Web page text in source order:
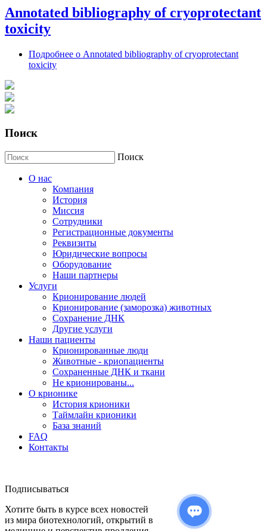
Annotated bibliography of cryoprotectant
toxicity
Подробнее о Annotated bibliography of cryoprotectant
toxicity
Поиск
Поиск
О нас
Компания
История
Миссия
Сотрудники
Регистрационные документы
Реквизиты
Юридические вопросы
Оборудование
Наши партнеры
Услуги
Крионирование людей
Крионирование (заморозка) животных
Сохранение ДНК
Другие услуги
Наши пациенты
Крионированные люди
Животные - криопациенты
Сохраненные ДНК и ткани
Не крионированы...
О крионике
История крионики
Таймлайн крионики
База знаний
FAQ
Контакты
Подписываться
Хотите быть в курсе всех новостей
из мира биотехнологий, открытий в